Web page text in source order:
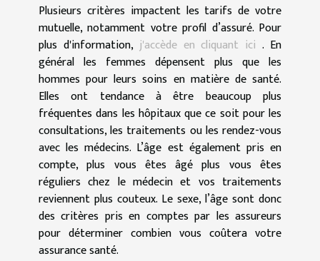
Plusieurs critères impactent les tarifs de votre
mutuelle, notamment votre profil d’assuré. Pour
plus d'information, j'accède en cliquant ici . En
général les femmes dépensent plus que les
hommes pour leurs soins en matière de santé.
Elles ont tendance à être beaucoup plus
fréquentes dans les hôpitaux que ce soit pour les
consultations, les traitements ou les rendez-vous
avec les médecins. L’âge est également pris en
compte, plus vous êtes âgé plus vous êtes
réguliers chez le médecin et vos traitements
reviennent plus couteux. Le sexe, l’âge sont donc
des critères pris en comptes par les assureurs
pour déterminer combien vous coûtera votre
assurance santé.